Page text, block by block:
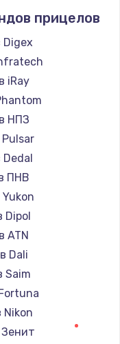
модуля
конфорки
прицелов
Digex
iRay
НПЗ
ПНВ
Dipol
ATN
Dali
Saim
Nikon